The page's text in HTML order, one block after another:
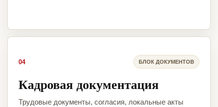
04 БЛОК ДОКУМЕНТОВ
Кадровая документация
Трудовые документы, согласия, локальные акты